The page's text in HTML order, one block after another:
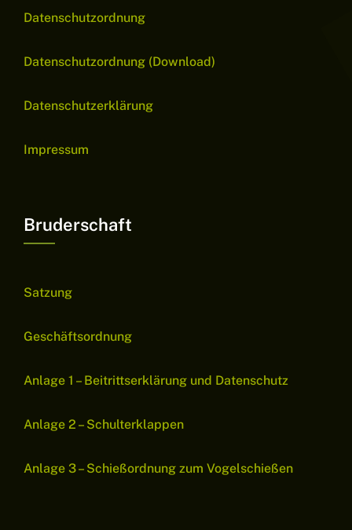
Datenschutzordnung
Datenschutzordnung (Download)
Datenschutzerklärung
Impressum
Bruderschaft
Satzung
Geschäftsordnung
Anlage 1 – Beitrittserklärung und Datenschutz
Anlage 2 – Schulterklappen
Anlage 3 – Schießordnung zum Vogelschießen